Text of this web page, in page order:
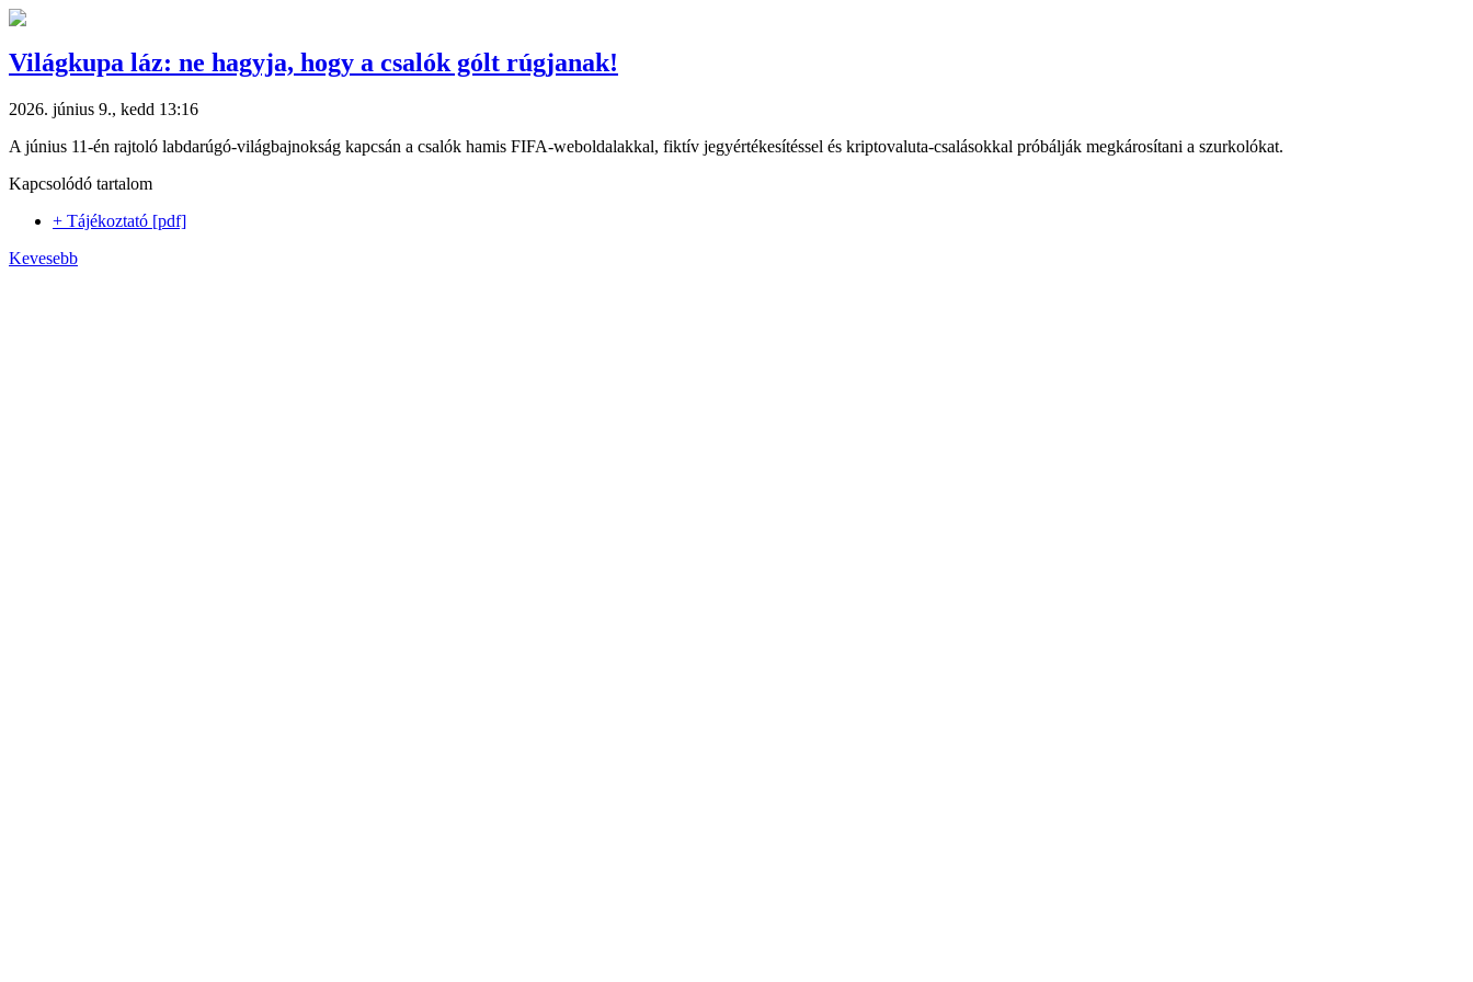
Világkupa láz: ne hagyja, hogy a csalók gólt rúgjanak!
2026. június 9., kedd 13:16
A június 11-én rajtoló labdarúgó-világbajnokság kapcsán a csalók hamis FIFA-weboldalakkal, fiktív jegyértékesítéssel és kriptovaluta-csalásokkal próbálják megkárosítani a szurkolókat.
Kapcsolódó tartalom
+ Tájékoztató [pdf]
Kevesebb